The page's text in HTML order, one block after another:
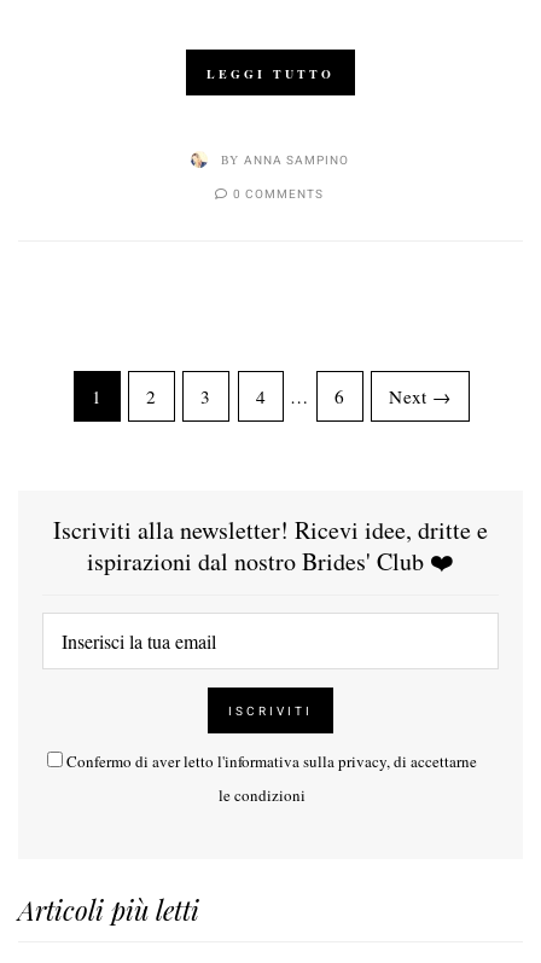
LEGGI TUTTO
BY ANNA SAMPINO
0 COMMENTS
1 2 3 4 … 6 Next →
Iscriviti alla newsletter! Ricevi idee, dritte e
ispirazioni dal nostro Brides' Club ❤️
Confermo di aver letto l'informativa sulla privacy, di accettarne
le condizioni
Articoli più letti